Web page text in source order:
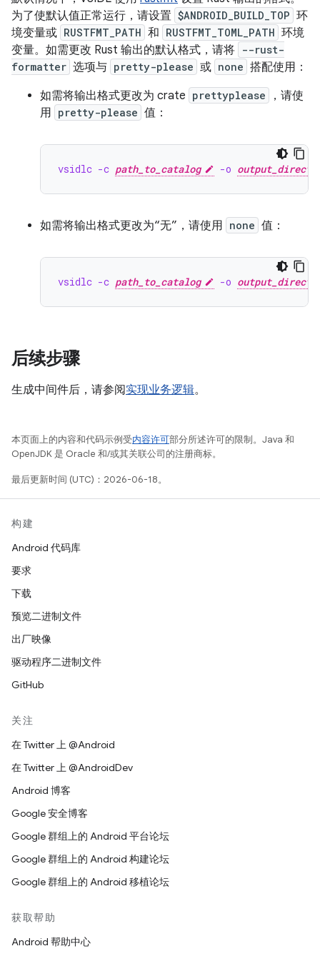
为了使默认值正常运行，请设置 $ANDROID_BUILD_TOP 环
境变量或 RUSTFMT_PATH 和 RUSTFMT_TOML_PATH 环境
变量。如需更改 Rust 输出的默认格式，请将 --rust-
formatter 选项与 pretty-please 或 none 搭配使用：
如需将输出格式更改为 crate prettyplease
，请使
用 pretty-please 值：
vsidlc -c path_to_catalog -o
如需将输出格式更改为“无”，请使用 none 值：
vsidlc -c path_to_catalog -o
后续步骤
生成中间件后，请参阅实现业务逻辑。
本页面上的内容和代码示例受内容许可部分所述许可的限制。Java 和
OpenJDK 是 Oracle 和/或其关联公司的注册商标。
最后更新时间 (UTC)：2026-06-18。
构建
Android 代码库
要求
下载
预览二进制文件
出厂映像
驱动程序二进制文件
GitHub
关注
在 Twitter 上 @Android
在 Twitter 上 @AndroidDev
Android 博客
Google 安全博客
Google 群组上的 Android 平台论坛
Google 群组上的 Android 构建论坛
Google 群组上的 Android 移植论坛
获取帮助
Android 帮助中心